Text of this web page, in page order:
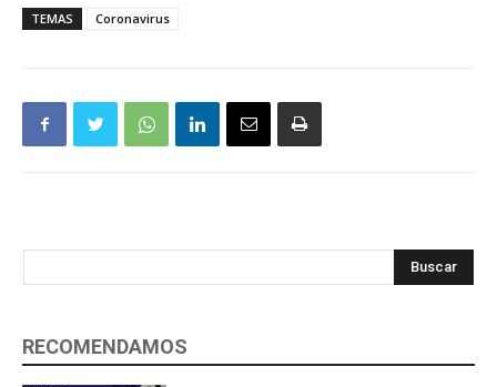
TEMAS Coronavirus
Buscar
RECOMENDAMOS